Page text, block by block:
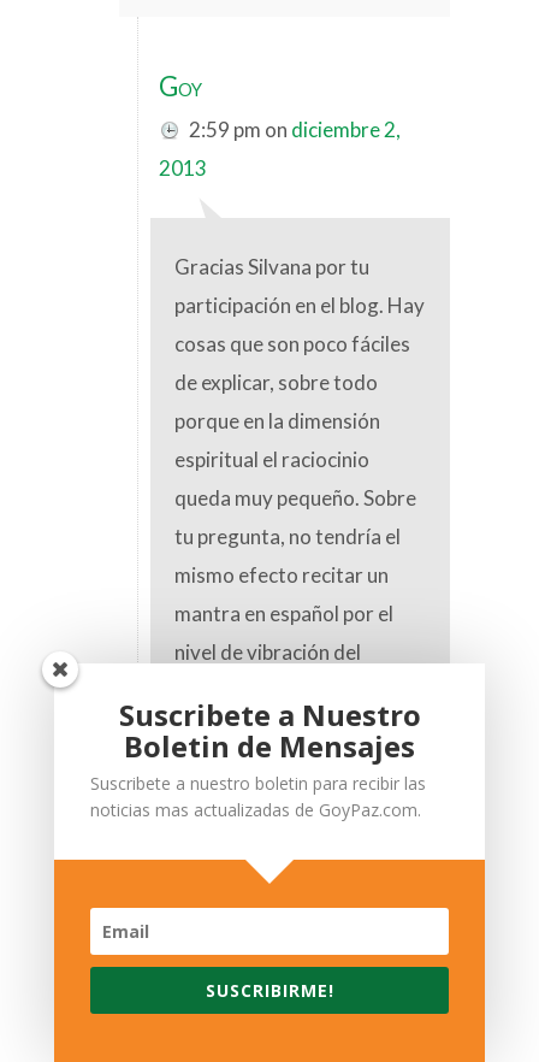
Goy
2:59 pm on diciembre 2,
2013
Gracias Silvana por tu
participación en el blog. Hay
cosas que son poco fáciles
de explicar, sobre todo
porque en la dimensión
espiritual el raciocinio
queda muy pequeño. Sobre
tu pregunta, no tendría el
mismo efecto recitar un
mantra en español por el
nivel de vibración del
origen de la mayor parte de
idiomas modernos y es muy
poderoso. El latín también
del sanskrito. Son idiomas
mayor alineación con el
espíritu, por eso tienen la
Suscribete a Nuestro
Boletin de Mensajes
Suscribete a nuestro boletin para recibir las
noticias mas actualizadas de GoyPaz.com.
SUSCRIBIRME!